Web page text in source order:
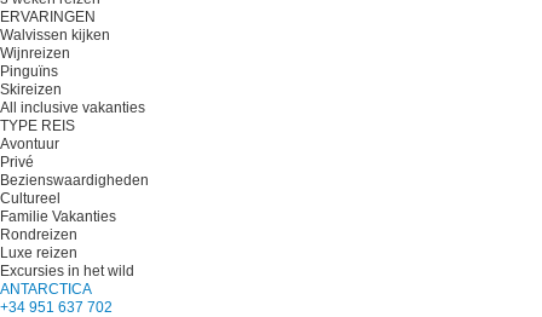
ERVARINGEN
Walvissen kijken
Wijnreizen
Pinguïns
Skireizen
All inclusive vakanties
TYPE REIS
Avontuur
Privé
Bezienswaardigheden
Cultureel
Familie Vakanties
Rondreizen
Luxe reizen
Excursies in het wild
ANTARCTICA
+34 951 637 702